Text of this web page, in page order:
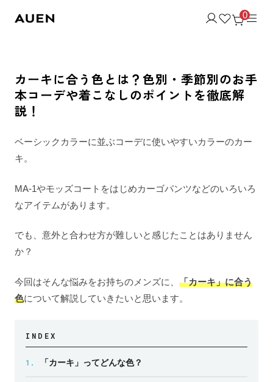
0
カーキに合う色とは？色別・季節別のお手
本コーデや着こなしのポイントを徹底解
説！
ベーシックカラーに並ぶコーデに使いやすいカラーのカー
キ。
MA-1やモッズコートをはじめカーゴパンツなどのいろいろ
なアイテムがあります。
でも、意外と合わせ方が難しいと感じたことはありません
か？
今回はそんな悩みをお持ちのメンズに、 「カーキ」に合う
色について解説していきたいと思います。
INDEX
1. 「カーキ」ってどんな色？